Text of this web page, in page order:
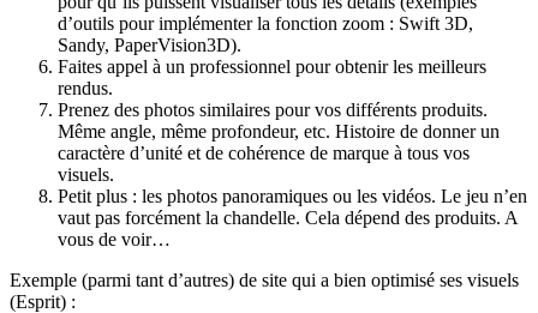
d’outils pour implémenter la fonction zoom : Swift 3D,
Sandy, PaperVision3D).
Faites appel à un professionnel pour obtenir les meilleurs
rendus.
Prenez des photos similaires pour vos différents produits.
Même angle, même profondeur, etc. Histoire de donner un
caractère d’unité et de cohérence de marque à tous vos
visuels.
Petit plus : les photos panoramiques ou les vidéos. Le jeu n’en
vaut pas forcément la chandelle. Cela dépend des produits. A
vous de voir…
Exemple (parmi tant d’autres) de site qui a bien optimisé ses visuels
(Esprit) :